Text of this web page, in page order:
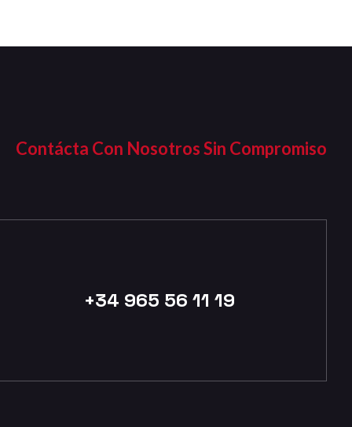
Contácta Con Nosotros Sin Compromiso
+34 965 56 11 19